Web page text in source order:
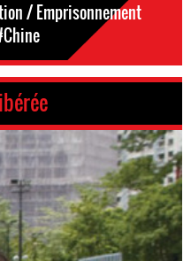
/ Emprisonnement